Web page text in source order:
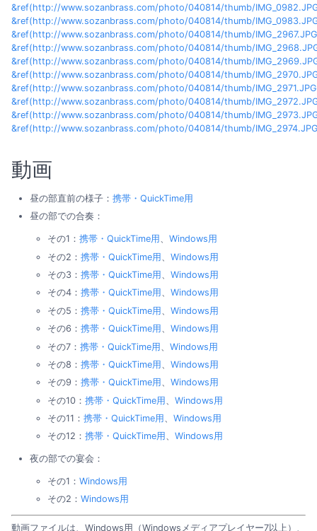
&ref(http://www.sozanbrass.com/photo/040814/thumb/
&ref(http://www.sozanbrass.com/photo/040814/thumb/
&ref(http://www.sozanbrass.com/photo/040814/thumb/
&ref(http://www.sozanbrass.com/photo/040814/thumb/
&ref(http://www.sozanbrass.com/photo/040814/thumb/
&ref(http://www.sozanbrass.com/photo/040814/thumb/
&ref(http://www.sozanbrass.com/photo/040814/thumb/
&ref(http://www.sozanbrass.com/photo/040814/thumb/
&ref(http://www.sozanbrass.com/photo/040814/thumb/
&ref(http://www.sozanbrass.com/photo/040814/thumb/
動画
昼の部直前の様子： 携帯・QuickTime用
昼の部での合奏：
その1：携帯・QuickTime用 、Windows用
その2：携帯・QuickTime用 、Windows用
その3：携帯・QuickTime用 、Windows用
その4：携帯・QuickTime用 、Windows用
その5：携帯・QuickTime用 、Windows用
その6：携帯・QuickTime用 、Windows用
その7：携帯・QuickTime用 、Windows用
その8：携帯・QuickTime用 、Windows用
その9：携帯・QuickTime用 、Windows用
その10：携帯・QuickTime用 、Windows用
その11：携帯・QuickTime用 、Windows用
その12：携帯・QuickTime用 、Windows用
夜の部での宴会：
その1：Windows用
その2：Windows用
動画ファイルは、Windows用（Windowsメディアプレイヤー7以上）、